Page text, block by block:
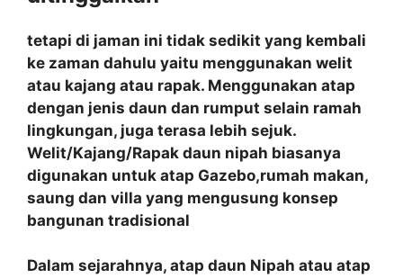
tetapi di jaman ini tidak sedikit yang kembali
ke zaman dahulu yaitu menggunakan welit
atau kajang atau rapak. Menggunakan atap
dengan jenis daun dan rumput selain ramah
lingkungan, juga terasa lebih sejuk.
Welit/Kajang/Rapak daun nipah biasanya
digunakan untuk atap Gazebo,rumah makan,
saung dan villa yang mengusung konsep
bangunan tradisional
Dalam sejarahnya, atap daun Nipah atau atap